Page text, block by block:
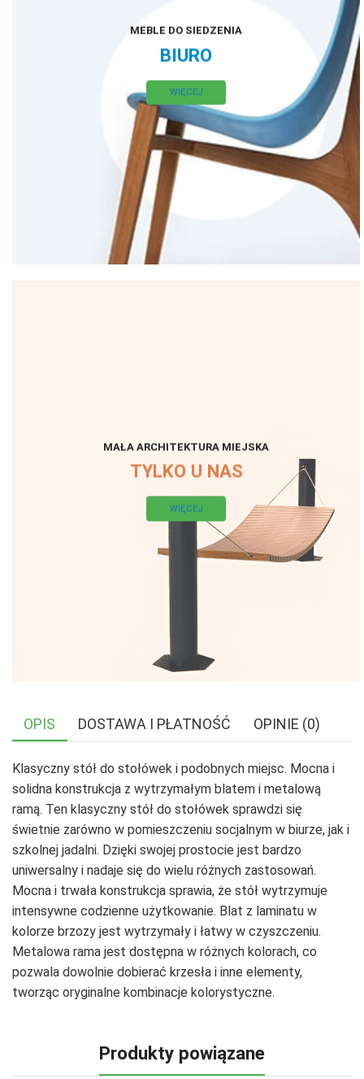
MEBLE DO SIEDZENIA
BIURO
WIĘCEJ
MAŁA ARCHITEKTURA MIEJSKA
TYLKO U NAS
WIĘCEJ
OPIS DOSTAWA I PŁATNOŚĆ OPINIE (0)
Klasyczny stół do stołówek i podobnych miejsc. Mocna i
solidna konstrukcja z wytrzymałym blatem i metalową
ramą. Ten klasyczny stół do stołówek sprawdzi się
świetnie zarówno w pomieszczeniu socjalnym w biurze, jak i
szkolnej jadalni. Dzięki swojej prostocie jest bardzo
uniwersalny i nadaje się do wielu różnych zastosowań.
Mocna i trwała konstrukcja sprawia, że stół wytrzymuje
intensywne codzienne użytkowanie. Blat z laminatu w
kolorze brzozy jest wytrzymały i łatwy w czyszczeniu.
Metalowa rama jest dostępna w różnych kolorach, co
pozwala dowolnie dobierać krzesła i inne elementy,
tworząc oryginalne kombinacje kolorystyczne.
Produkty powiązane